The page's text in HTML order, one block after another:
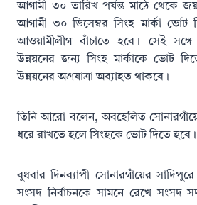
আগামী ৩০ তারিখ পর্যন্ত মাঠে থেকে
আগামী ৩০ ডিসেম্বর সিংহ মার্কা
আওয়ামীলীগ বাঁচাতে হবে। সেই
উন্নয়নের জন্য সিংহ মার্কাকে ভোট
উন্নয়নের অগ্রযাত্রা অব্যাহত থাকবে।
তিনি আরো বলেন, অবহেলিত
ধরে রাখতে হলে সিংহকে ভোট দিতে হবে।
বুধবার দিনব্যাপী সোনারগাঁয়ের
সংসদ নির্বাচনকে সামনে রেখে সংসদ